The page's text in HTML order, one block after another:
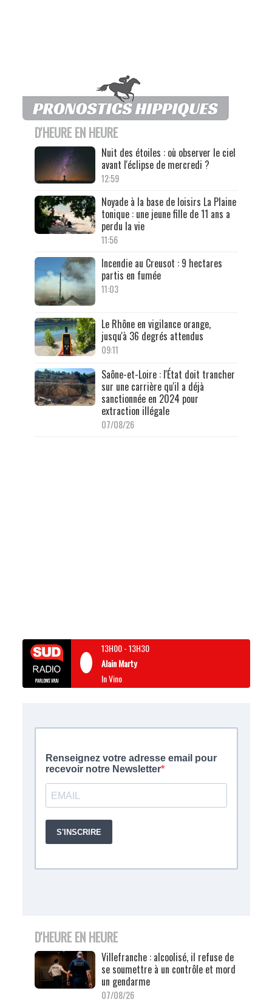
D'HEURE EN HEURE
Nuit des étoiles : où observer le ciel
avant l'éclipse de mercredi ?
12:59
Noyade à la base de loisirs La Plaine
tonique : une jeune fille de 11 ans a
perdu la vie
11:56
Incendie au Creusot : 9 hectares
partis en fumée
11:03
Le Rhône en vigilance orange,
jusqu'à 36 degrés attendus
09:11
Saône-et-Loire : l'État doit trancher
sur une carrière qu'il a déjà
sanctionnée en 2024 pour
extraction illégale
07/08/26
13H00-13H30
Alain Marty
In Vino
D'HEURE EN HEURE
Villefranche : alcoolisé, il refuse de
se soumettre à un contrôle et mord
un gendarme
07/08/26